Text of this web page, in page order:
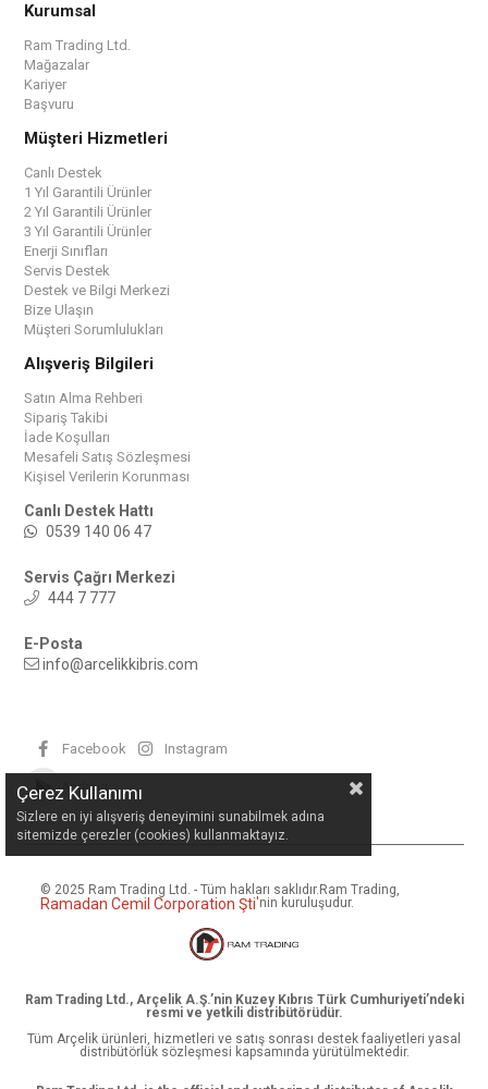
Kurumsal
Ram Trading Ltd.
Mağazalar
Kariyer
Başvuru
Müşteri Hizmetleri
Canlı Destek
1 Yıl Garantili Ürünler
2 Yıl Garantili Ürünler
3 Yıl Garantili Ürünler
Enerji Sınıfları
Servis Destek
Destek ve Bilgi Merkezi
Bize Ulaşın
Müşteri Sorumlulukları
Alışveriş Bilgileri
Satın Alma Rehberi
Sipariş Takibi
İade Koşulları
Mesafeli Satış Sözleşmesi
Kişisel Verilerin Korunması
Canlı Destek Hattı
0539 140 06 47
Servis Çağrı Merkezi
444 7 777
E-Posta
info@arcelikkibris.com
Facebook Instagram
Android
© 2025 Ram Trading Ltd. - Tüm hakları saklıdır. Ram Trading,
Ramadan Cemil Corporation Şti'nin kuruluşudur.
Ram Trading Ltd., Arçelik A.Ş.’nin Kuzey Kıbrıs Türk Cumhuriyeti’ndeki
resmi ve yetkili distribütörüdür.
Tüm Arçelik ürünleri, hizmetleri ve satış sonrası destek faaliyetleri yasal
distribütörlük sözleşmesi kapsamında yürütülmektedir.
Çerez Kullanımı
Sizlere en iyi alışveriş deneyimini sunabilmek adına
sitemizde çerezler (cookies) kullanmaktayız.